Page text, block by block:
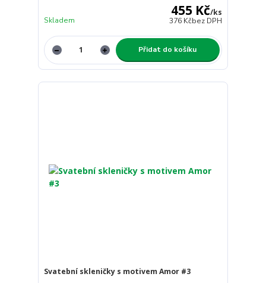
455 Kč/ks
376 Kčbez DPH
Skladem
Přidat do košíku
Svatební skleničky s motivem Amor #3